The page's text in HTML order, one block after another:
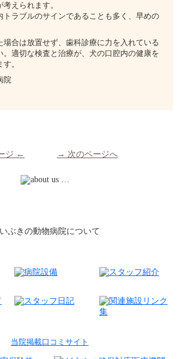
えられます。
トラブルのサインであることも多く、早めの
場合は放置せず、歯科診療に力を入れている
。適切な検査と治療が、犬の口腔内の健康を
。
院
ジ ← → 次のページへ